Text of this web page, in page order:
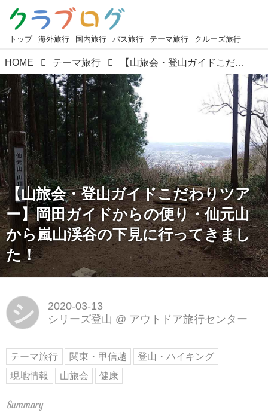
トップ 海外旅行 国内旅行 バス旅行 テーマ旅行 クルーズ旅行
HOME テーマ旅行 【山旅会・登山ガイドこだわりツアー】岡田ガイドからの便り・仙元山から嵐山渓谷の下見に行ってきました！
【山旅会・登山ガイドこだわりツア
ー】岡田ガイドからの便り・仙元山
から嵐山渓谷の下見に行ってきまし
た！
シ
2020-03-13
シリーズ登山 @ アウトドア旅行センター
テーマ旅行 関東・甲信越
登山・ハイキング
現地情報
山旅会 健康